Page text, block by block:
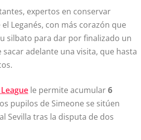
expertos en conservar
Leganés, con más corazón que
silbato para dar por finalizado un
adelante una visita, que hasta
le permite acumular6
pupilos de Simeone se sitúen
Sevilla tras la disputa de dos